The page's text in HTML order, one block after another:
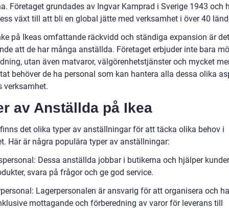
Företaget grundades av Ingvar Kamprad i Sverige 1943 och
växt till att bli en global jätte med verksamhet i över 40
på Ikeas omfattande räckvidd och ständiga expansion är
att de har många anställda. Företaget erbjuder inte bara
utan även matvaror, välgörenhetstjänster och mycket
behöver de ha personal som kan hantera alla dessa olika
verksamhet.
av Anställda på Ikea
det olika typer av anställningar för att täcka olika behov i
Här är några populära typer av anställningar:
Dessa anställda jobbar i butikerna och hjälper
svara på frågor och ge god service.
Lagerpersonalen är ansvarig för att organisera och
mottagande och förberedning av varor för leverans till